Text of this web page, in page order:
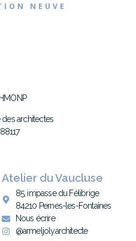
NEUVE
des architectes
Atelier du Vaucluse
85, impasse du Félibrige
84210 Pernes-les-Fontaines
Nous écrire
@armeljolyarchitecte